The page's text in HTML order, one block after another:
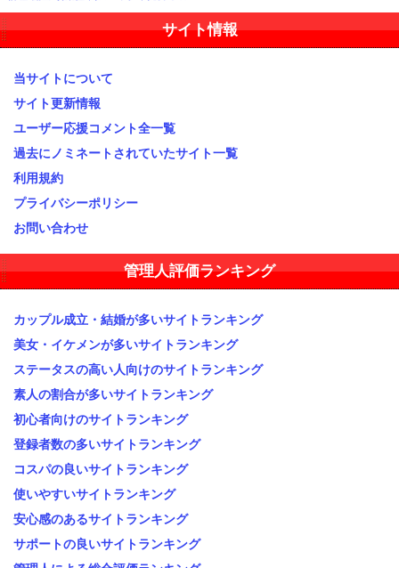
サイト情報
当サイトについて
サイト更新情報
ユーザー応援コメント全一覧
過去にノミネートされていたサイト一覧
利用規約
プライバシーポリシー
お問い合わせ
管理人評価ランキング
カップル成立・結婚が多いサイトランキング
美女・イケメンが多いサイトランキング
ステータスの高い人向けのサイトランキング
素人の割合が多いサイトランキング
初心者向けのサイトランキング
登録者数の多いサイトランキング
コスパの良いサイトランキング
使いやすいサイトランキング
安心感のあるサイトランキング
サポートの良いサイトランキング